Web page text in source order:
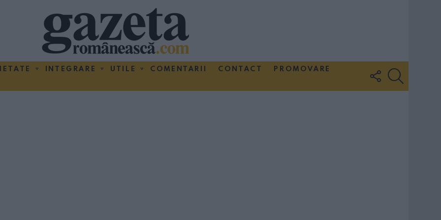
INTEGRARE UTILE COMENTARII CONTACT
PROMOVARE
FOLLOW
US